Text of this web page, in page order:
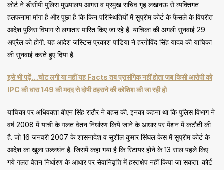
कोर्ट ने डीसीपी पुलिस मुख्यालय आगरा व प्रमुख सचिव गृह लखनऊ से व्यक्तिगत
हलफनामा मांगा है और पूछा है कि किन परिस्थितियों में सुप्रीम कोर्ट के फैसले के विपरीत
आदेश पुलिस विभाग से लगातार पारित किए जा रहे हैं. याचिका की अगली सुनवाई 29
अप्रैल को होगी. यह आदेश जस्टिस प्रकाश पाडिया ने हरगोविंद सिंह यादव की याचिका
की सुनवाई करते हुए दिया है.
इसे भी पढ़ें…चोट लगी या नहीं यह Facts तब प्रासंगिक नहीं होता जब किसी आरोपी को
IPC की धारा 149 की मदद से दोषी ठहराने की कोशिश की जा रही हो
याचिका पर अधिवक्ता बीएन सिंह राठौर ने बहस की. इनका कहना था कि पुलिस विभाग ने
वर्ष 2008 में याची के गलत वेतन निर्धारण किये जाने के आधार पर पेंशन में कटौती की
है. जो 16 जनवरी 2007 के शासनादेश व सुशील कुमार सिंघल केस में सुप्रीम कोर्ट के
आदेश का खुला उल्लघंन है. जिसमें कहा गया है कि रिटायर होने के 13 साल पहले किए
गये गलत वेतन निर्धारण के आधार पर सेवानिवृत्ति में हस्तक्षेप नहीं किया जा सकता. कोर्ट